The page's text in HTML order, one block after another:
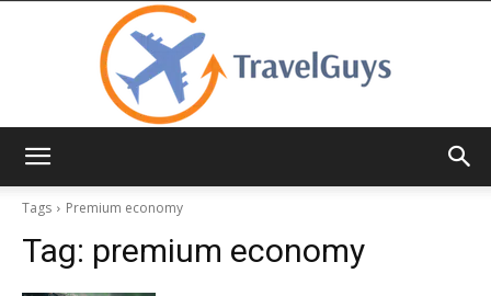
Tags
Premium economy
Tag: premium economy